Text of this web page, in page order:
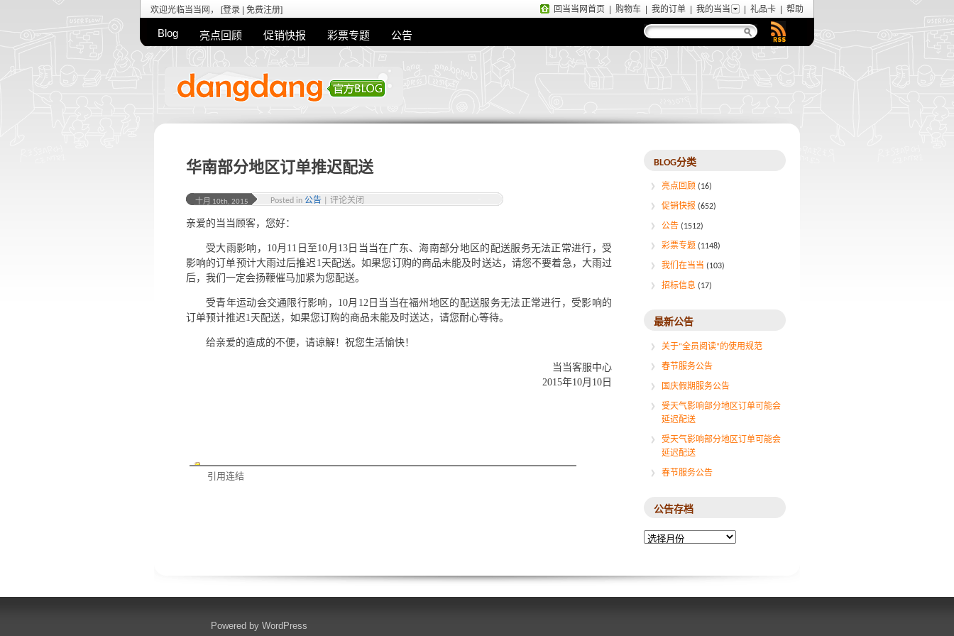
欢迎光临当当网， [登录 免费注册] 回当当网首页 购物车 我的订单 我的当当 礼品卡 帮助
Blog 亮点回顾 促销快报 彩票专题 公告
华南部分地区订单推迟配送
十月 10th, 2015 Posted in 公告 评论关闭
亲爱的当当顾客，您好：
受大雨影响，10月11日至10月13日当当在广东、海南部分地区的配送服务无法正常进行，受
影响的订单预计大雨过后推迟1天配送。如果您订购的商品未能及时送达，请您不要着急，大雨过
后，我们一定会扬鞭催马加紧为您配送。
受青年运动会交通限行影响，10月12日当当在福州地区的配送服务无法正常进行，受影响的
订单预计推迟1天配送，如果您订购的商品未能及时送达，请您耐心等待。
给亲爱的造成的不便，请谅解！祝您生活愉快！
当当客服中心
2015年10月10日
引用连结
BLOG分类
亮点回顾 (16)
促销快报 (652)
公告 (1512)
彩票专题 (1148)
我们在当当 (103)
招标信息 (17)
最新公告
关于“全员阅读”的使用规范
春节服务公告
国庆假期服务公告
受天气影响部分地区订单可能会
延迟配送
受天气影响部分地区订单可能会
延迟配送
春节服务公告
公告存档
Powered by WordPress